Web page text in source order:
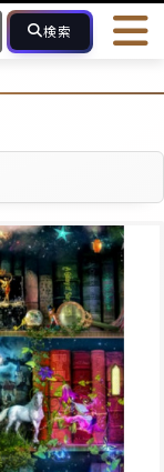
検索
ル 最近投稿され